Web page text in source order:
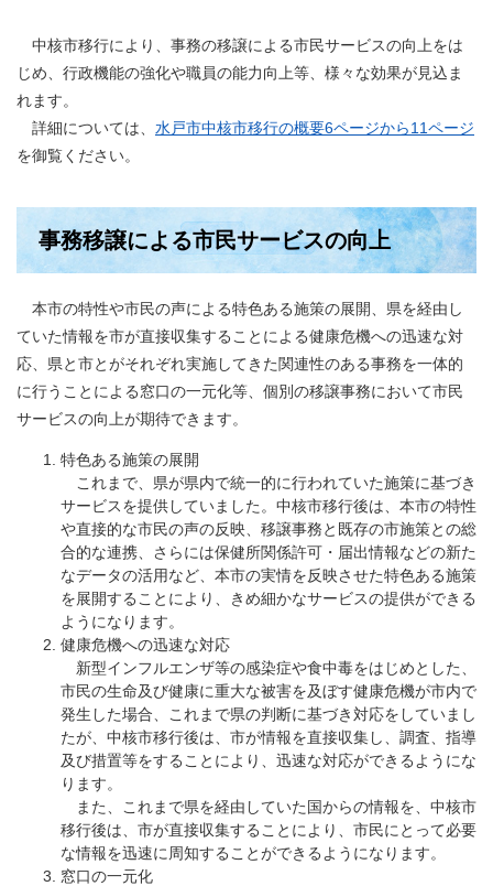
中核市移行により、事務の移譲による市民サービスの向上をは
じめ、行政機能の強化や職員の能力向上等、様々な効果が見込ま
れます。
詳細については、 水戸市中核市移行の概要6ページから11ページ
を御覧ください。
事務移譲による市民サービスの向上
本市の特性や市民の声による特色ある施策の展開、県を経由し
ていた情報を市が直接収集することによる健康危機への迅速な対
応、県と市とがそれぞれ実施してきた関連性のある事務を一体的
に行うことによる窓口の一元化等、個別の移譲事務において市民
サービスの向上が期待できます。
特色ある施策の展開
これまで、県が県内で統一的に行われていた施策に基づき
サービスを提供していました。中核市移行後は、本市の特性
や直接的な市民の声の反映、移譲事務と既存の市施策との総
合的な連携、さらには保健所関係許可・届出情報などの新た
なデータの活用など、本市の実情を反映させた特色ある施策
を展開することにより、きめ細かなサービスの提供ができる
ようになります。
健康危機への迅速な対応
新型インフルエンザ等の感染症や食中毒をはじめとした、
市民の生命及び健康に重大な被害を及ぼす健康危機が市内で
発生した場合、これまで県の判断に基づき対応をしていまし
たが、中核市移行後は、市が情報を直接収集し、調査、指導
及び措置等をすることにより、迅速な対応ができるようにな
ります。
また、これまで県を経由していた国からの情報を、中核市
移行後は、市が直接収集することにより、市民にとって必要
な情報を迅速に周知することができるようになります。
窓口の一元化